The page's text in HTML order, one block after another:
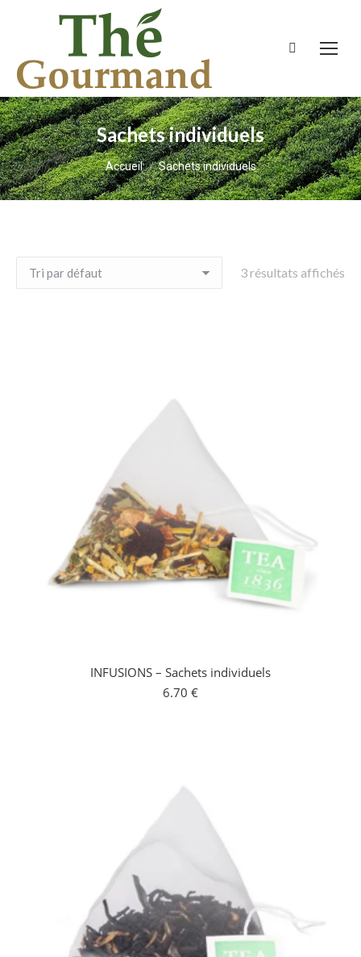
Recherche
Sachets individuels
Vous êtes ici :
Accueil Sachets individuels
3 résultats affichés
INFUSIONS – Sachets individuels
6.70 €